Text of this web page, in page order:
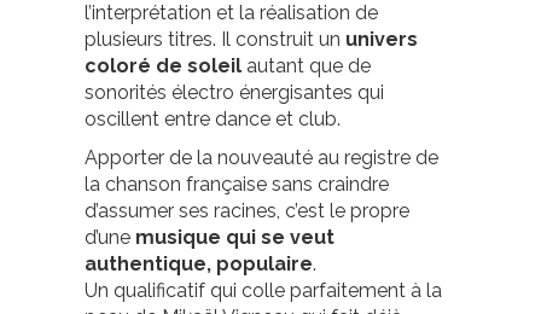
l’interprétation et la réalisation de
plusieurs titres. Il construit un univers
coloré de soleil autant que de
sonorités électro énergisantes qui
oscillent entre dance et club.
Apporter de la nouveauté au registre de
la chanson française sans craindre
d’assumer ses racines, c’est le propre
d’une musique qui se veut
authentique, populaire.
Un qualificatif qui colle parfaitement à la